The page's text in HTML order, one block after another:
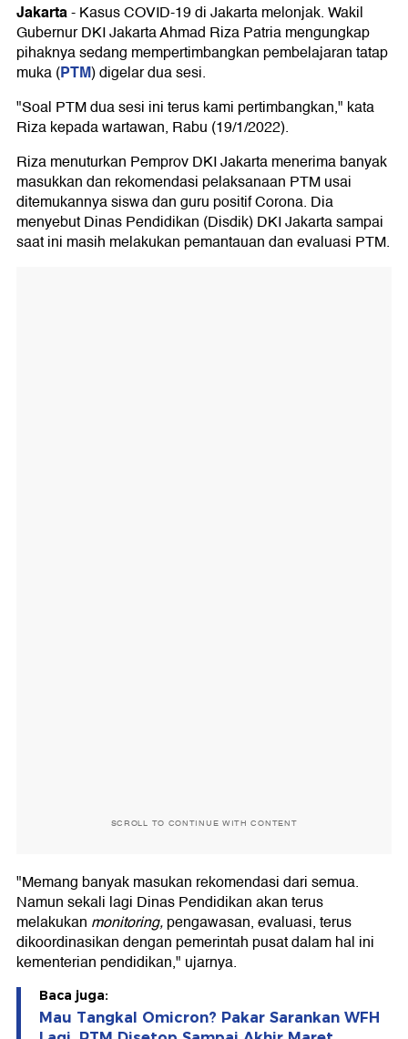
Jakarta-Kasus COVID-19 di Jakarta melonjak. Wakil
Gubernur DKI Jakarta Ahmad Riza Patria mengungkap
pihaknya sedang mempertimbangkan pembelajaran tatap
muka (PTM) digelar dua sesi.
"Soal PTM dua sesi ini terus kami pertimbangkan," kata
Riza kepada wartawan, Rabu (19/1/2022).
Riza menuturkan Pemprov DKI Jakarta menerima banyak
masukkan dan rekomendasi pelaksanaan PTM usai
ditemukannya siswa dan guru positif Corona. Dia
menyebut Dinas Pendidikan (Disdik) DKI Jakarta sampai
saat ini masih melakukan pemantauan dan evaluasi PTM.
SCROLL TO CONTINUE WITH CONTENT
"Memang banyak masukan rekomendasi dari semua.
Namun sekali lagi Dinas Pendidikan akan terus
melakukan monitoring,pengawasan, evaluasi, terus
dikoordinasikan dengan pemerintah pusat dalam hal ini
kementerian pendidikan," ujarnya.
Baca juga:
Mau Tangkal Omicron? Pakar Sarankan WFH